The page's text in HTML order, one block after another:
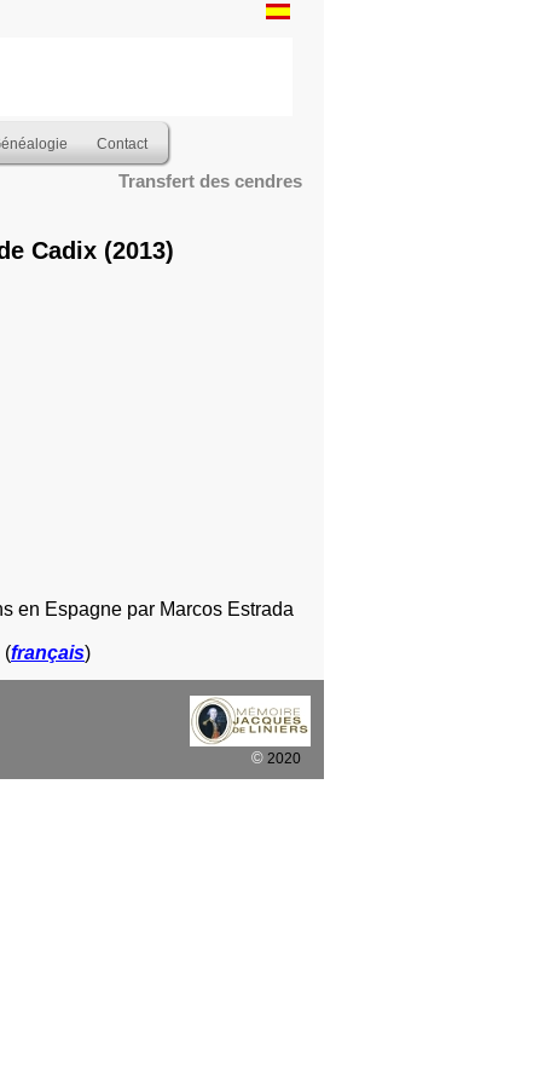
Cadix(2013)
en Espagne par Marcos Estrada
(français)
Transfert des cendres
Contact
© 2020